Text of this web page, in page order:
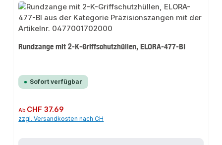
Rundzange mit 2-K-Griffschutzhüllen, ELORA-477-BI
Sofort verfügbar
Regulärer Preis:
Ab CHF 37.69
zzgl. Versandkosten nach CH